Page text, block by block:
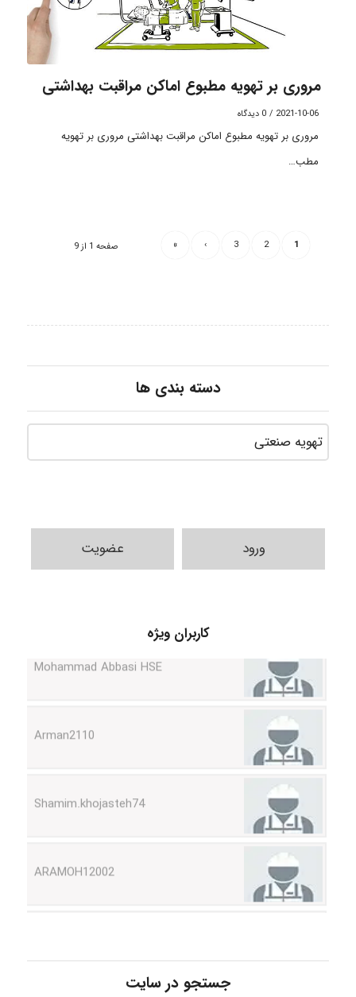
مروری بر تهویه مطبوع اماکن مراقبت بهداشتی
2021-10-06
/ 0 دیدگاه
مروری بر تهویه مطبوع اماکن مراقبت بهداشتی مروری بر تهویه
مطب…
صفحه 1 از 9 1
2
3
›
»
دسته بندی ها
ورود عضویت
کاربران ویژهMohammad Abbasi HSE
جستجو در سایت